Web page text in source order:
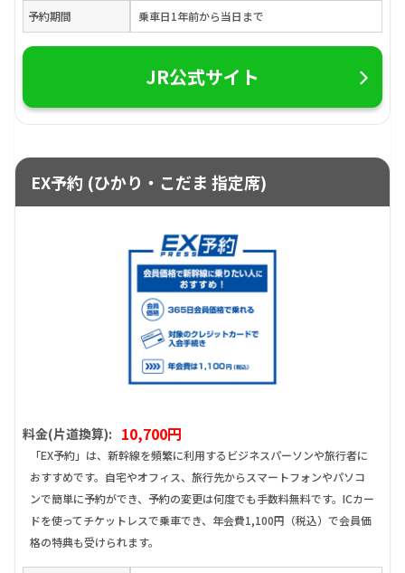
予約期間 乗車日1年前から当日まで
JR公式サイト
EX予約 (ひかり・こだま 指定席)
料金(片道換算): 10,700円
「EX予約」は、新幹線を頻繁に利用するビジネスパーソンや旅行者に
おすすめです。自宅やオフィス、旅行先からスマートフォンやパソコ
ンで簡単に予約ができ、予約の変更は何度でも手数料無料です。ICカー
ドを使ってチケットレスで乗車でき、年会費1,100円（税込）で会員価
格の特典も受けられます。